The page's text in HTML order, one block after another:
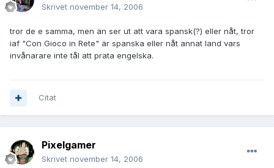
Skrivet november 14, 2006
tror de e samma, men än ser ut att vara spansk(?) eller nåt, tror
iaf "Con Gioco in Rete" är spanska eller nåt annat land vars
invånarare inte tål att prata engelska.
Citat
Pixelgamer
Skrivet november 14, 2006